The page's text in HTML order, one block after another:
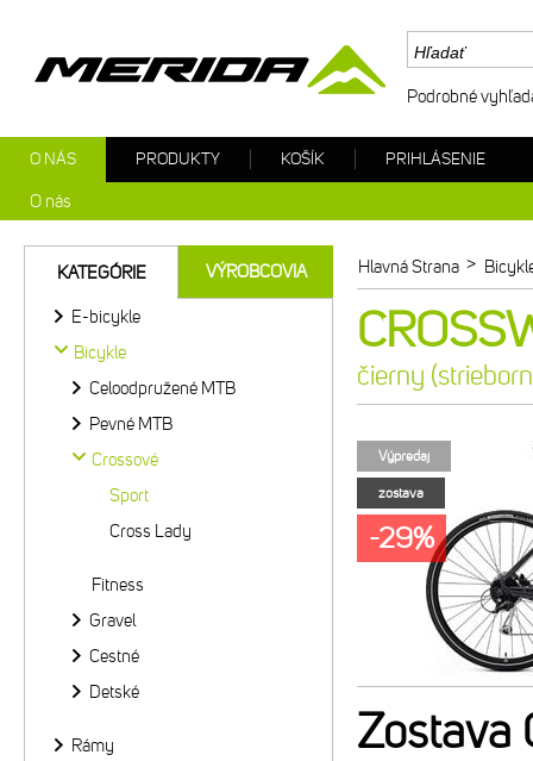
Hlavná Strana >
čierny
Výpredaj
zostava
-29%
Zostava
KATEGÓRIE VÝROBCOVIA
E-bicykle
Bicykle
Celoodpružené MTB
Pevné MTB
Crossové
Sport
Cross Lady
Fitness
Gravel
Cestné
Detské
Rámy
Podrobné
O NÁS
O nás
PRODUKTY KOŠÍK PRIHLÁSENIE